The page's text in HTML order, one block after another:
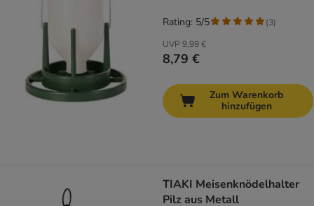
UVP 9,99 €
8,79 €
Rating: 5/5 (3)
Zum Warenkorb
hinzufügen
TIAKI Meisenknödelhalter
Pilz aus Metall